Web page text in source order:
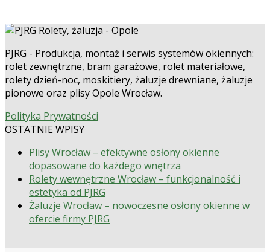
PJRG - Produkcja, montaż i serwis systemów okiennych:
rolet zewnętrzne, bram garażowe, rolet materiałowe,
rolety dzień-noc, moskitiery, żaluzje drewniane, żaluzje
pionowe oraz plisy Opole Wrocław.
Polityka Prywatności
OSTATNIE WPISY
Plisy Wrocław – efektywne osłony okienne
dopasowane do każdego wnętrza
Rolety wewnętrzne Wrocław – funkcjonalność i
estetyka od PJRG
Żaluzje Wrocław – nowoczesne osłony okienne w
ofercie firmy PJRG